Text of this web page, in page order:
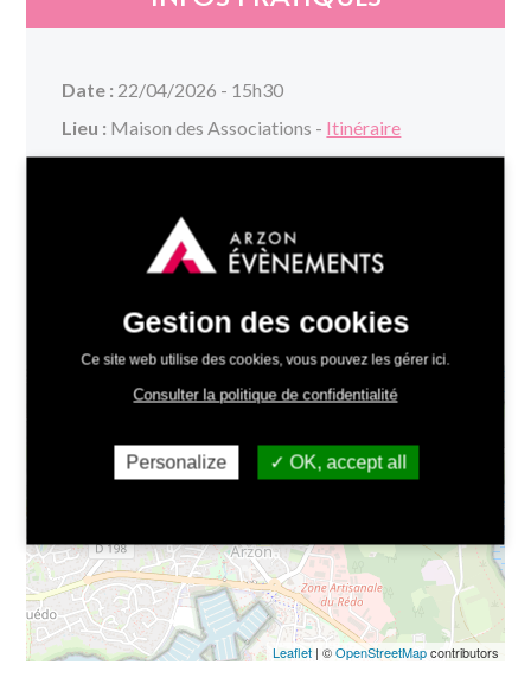
Date : 22/04/2026 - 15h30
Lieu : Maison des Associations - Itinéraire
Tarifs :Gratuit - sans réservation
Organisé par : Arzon Évènements
Renseignements :Un spectacle-concert - à partir
Leaflet| ©OpenStreetMapcontributors
Gestion des cookies
Ce site web utilise des cookies, vous pouvez les gérer ici.
Consulter la politique de confidentialité
Personalize OK, accept all